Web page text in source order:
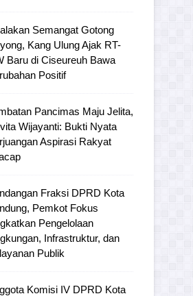
Semangat Gotong
Kang Ulung Ajak RT-
Baru di Ciseureuh Bawa
Positif
Pancimas Maju Jelita,
Wijayanti: Bukti Nyata
Aspirasi Rakyat
Fraksi DPRD Kota
Pemkot Fokus
Pengelolaan
Infrastruktur, dan
Publik
Komisi IV DPRD Kota